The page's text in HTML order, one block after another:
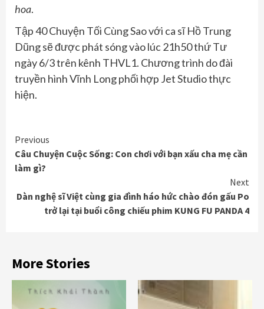
hoa.
Tập 40 Chuyện Tối Cùng Sao với ca sĩ Hồ Trung
Dũng sẽ được phát sóng vào lúc 21h50 thứ Tư
ngày 6/3 trên kênh THVL1. Chương trình do đài
truyền hình Vĩnh Long phối hợp Jet Studio thực
hiện.
Continue
Reading
Previous
Câu Chuyện Cuộc Sống: Con chơi với bạn xấu cha mẹ cần
làm gì?
Next
Dàn nghệ sĩ Việt cùng gia đình háo hức chào đón gấu Po
trở lại tại buổi công chiếu phim KUNG FU PANDA 4
More Stories